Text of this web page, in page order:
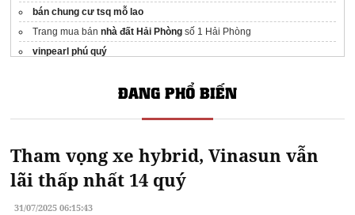
bán chung cư tsq mỗ lao
Trang mua bánnhà đất Hải Phòng số 1 Hải Phòng
vinpearl phú quý
ĐANG PHỔ BIẾN
Tham vọng xe hybrid, Vinasun vẫn
lãi thấp nhất 14 quý
31/07/2025 06:15:43